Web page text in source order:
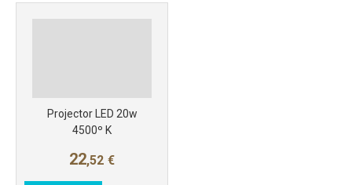
Projector LED 20w
4500º K
22,52 €